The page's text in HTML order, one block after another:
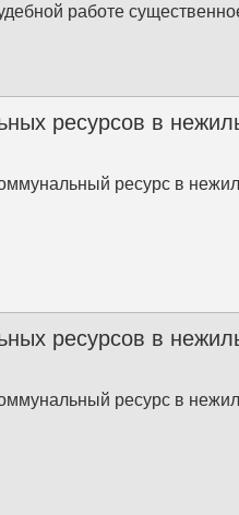
работе
ресурсов в
ресурс в
ресурсов в
ресурс в